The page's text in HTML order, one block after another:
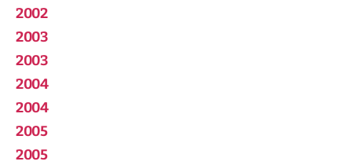
2002
2003
2003
2004
2004
2005
2005